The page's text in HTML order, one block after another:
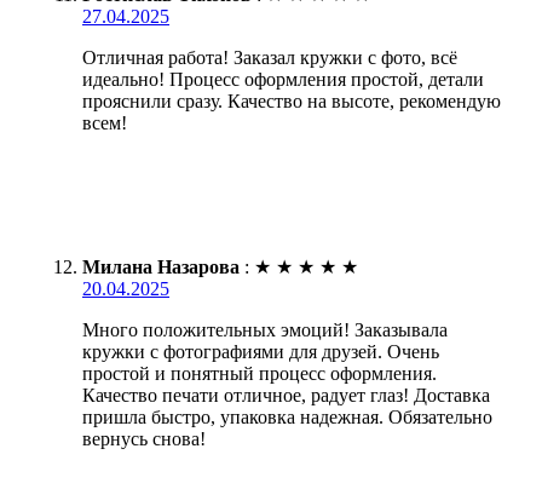
27.04.2025
Отличная работа! Заказал кружки с фото, всё
идеально! Процесс оформления простой, детали
прояснили сразу. Качество на высоте, рекомендую
всем!
Милана Назарова : ★ ★ ★ ★ ★
20.04.2025
Много положительных эмоций! Заказывала
кружки с фотографиями для друзей. Очень
простой и понятный процесс оформления.
Качество печати отличное, радует глаз! Доставка
пришла быстро, упаковка надежная. Обязательно
вернусь снова!